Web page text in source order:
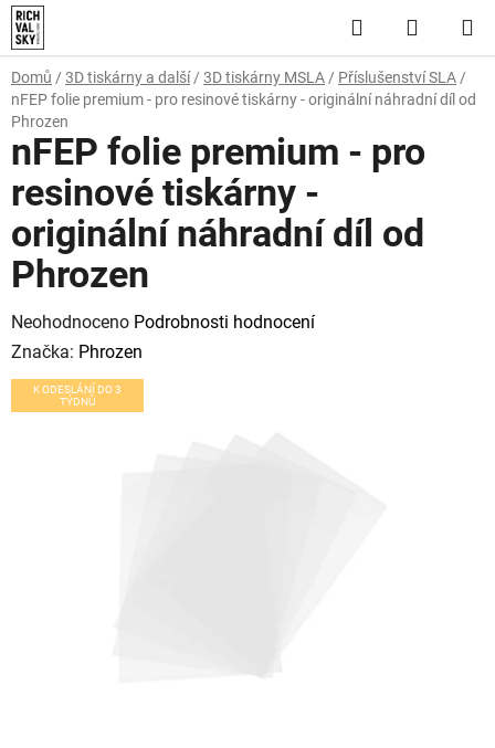
Přejít
na
obsah
Hledat
KOŠÍK
Domů / 3D tiskárny a další / 3D tiskárny MSLA / Příslušenství SLA /
nFEP folie premium - pro resinové tiskárny - originální náhradní díl od
Phrozen
nFEP folie premium - pro
resinové tiskárny -
originální náhradní díl od
Phrozen
Průměrné
hodnocení
produktu
je
Neohodnoceno Podrobnosti hodnocení
Značka: Phrozen
K ODESLÁNÍ DO 3
TÝDNŮ